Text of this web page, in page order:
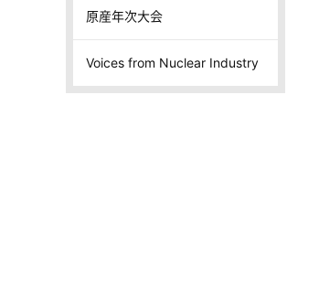
原産年次大会
Voices from Nuclear Industry